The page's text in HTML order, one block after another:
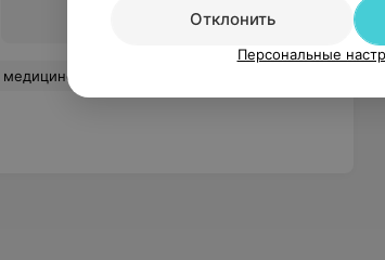
Ранее мне не доводилось встречать такого врача, который так внимательно и педантично относится к пациентам. Виктория Владимировна взялась за мою сложную ситуацию, от которой другие врачи отмахивались. Была очень внимательна и переживала за мое состояние. Низкий вам поклон, Виктория Владимировна. После выписки и оказанному лечению, и помощи стала себя чувствовать намного лучше и жизнь заиграла другими красками. Желаю здоровья и успехов.
Отклонить
Персональные